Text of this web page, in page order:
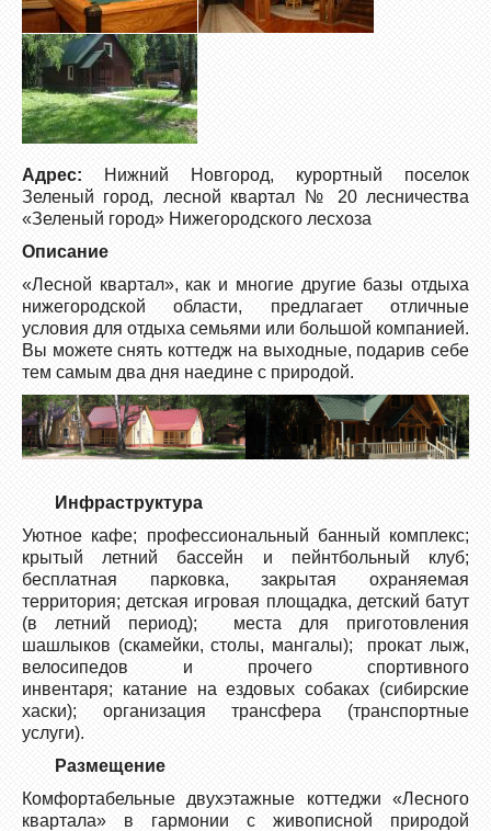
Адрес: Нижний Новгород, курортный поселок
Зеленый город, лесной квартал № 20 лесничества
«Зеленый город» Нижегородского лесхоза
Описание
«Лесной квартал», как и многие другие базы отдыха
нижегородской области, предлагает отличные
условия для отдыха семьями или большой компанией.
Вы можете снять коттедж на выходные, подарив себе
тем самым два дня наедине с природой.
Инфраструктура
Уютное кафе; профессиональный банный комплекс;
крытый летний бассейн и пейнтбольный клуб;
бесплатная парковка, закрытая охраняемая
территория; детская игровая площадка, детский батут
(в летний период); места для приготовления
шашлыков (скамейки, столы, мангалы); прокат лыж,
велосипедов и прочего спортивного
инвентаря; катание на ездовых собаках (сибирские
хаски); организация трансфера (транспортные
услуги).
Размещение
Комфортабельные двухэтажные коттеджи «Лесного
квартала» в гармонии с живописной природой